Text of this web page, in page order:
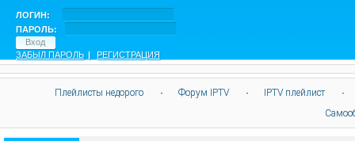
ЛОГИН:
ПАРОЛЬ:
ЗАБЫЛ ПАРОЛЬ | РЕГИСТРАЦИЯ
Плейлисты недорого · Форум IPTV · IPTV плейлист
·